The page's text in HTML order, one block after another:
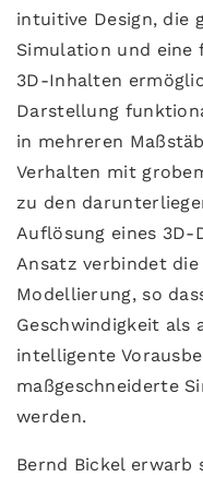
intuitive Design, die
Simulation und eine
3D-Inhalten
Darstellung
in mehreren
Verhalten mit
zu den
Auflösung eines 3D-
Ansatz verbindet
Modellierung, so
Geschwindigkeit als
intelligente
maßgeschneiderte
werden.
Bernd Bickel erwarb